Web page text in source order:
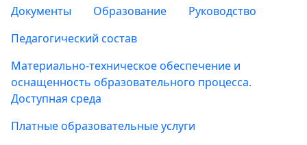
Документы
Образование
Руководство
Педагогический состав
Материально-техническое обеспечение и
оснащенность образовательного процесса.
Доступная среда
Платные образовательные услуги